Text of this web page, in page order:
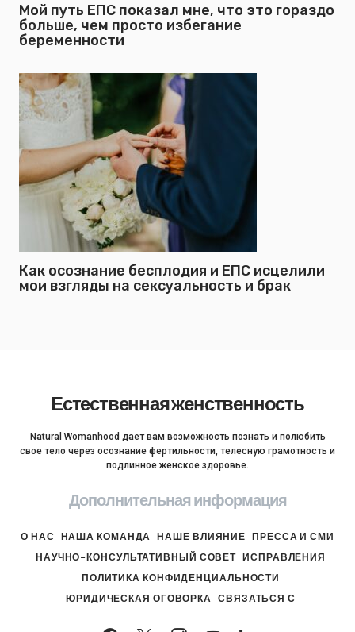
Мой путь ЕПС показал мне, что это гораздо
больше, чем просто избегание
беременности
Как осознание бесплодия и ЕПС исцелили
мои взгляды на сексуальность и брак
Естественная женственность
Natural Womanhood дает вам возможность познать и полюбить
свое тело через осознание фертильности, телесную грамотность и
подлинное женское здоровье.
Дополнительная информация
О НАС НАША КОМАНДА НАШЕ ВЛИЯНИЕ
ПРЕССА И СМИ
НАУЧНО-КОНСУЛЬТАТИВНЫЙ СОВЕТ ИСПРАВЛЕНИЯ
ПОЛИТИКА КОНФИДЕНЦИАЛЬНОСТИ
ЮРИДИЧЕСКАЯ ОГОВОРКА
СВЯЗАТЬСЯ С